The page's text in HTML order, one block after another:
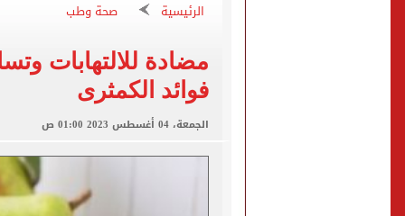
مياه الشرب بالجيزة:
كشف أثرى جديد
تحويلات مرورية لاستكمال
الأهلي يختتم مرانه
الرئيسية صحة وطب
مضادة للالتهابات
فوائد الكمثرى
الجمعة، 04 أغسطس 2023 01:00 ص